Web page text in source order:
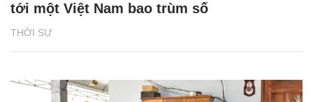
THỜI SỰ
tới một Việt Nam bao trùm số